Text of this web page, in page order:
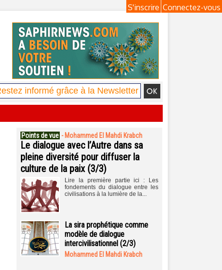
Connectez-vous
S'inscrire
Points de vue - Mohammed El Mahdi Krabch
Le dialogue avec l’Autre dans sa
pleine diversité pour diffuser la
culture de la paix (3/3)
Lire la première partie ici : Les
fondements du dialogue entre les
civilisations à la lumière de la...
La sira prophétique comme
modèle de dialogue
intercivilisationnel (2/3)
Mohammed El Mahdi Krabch